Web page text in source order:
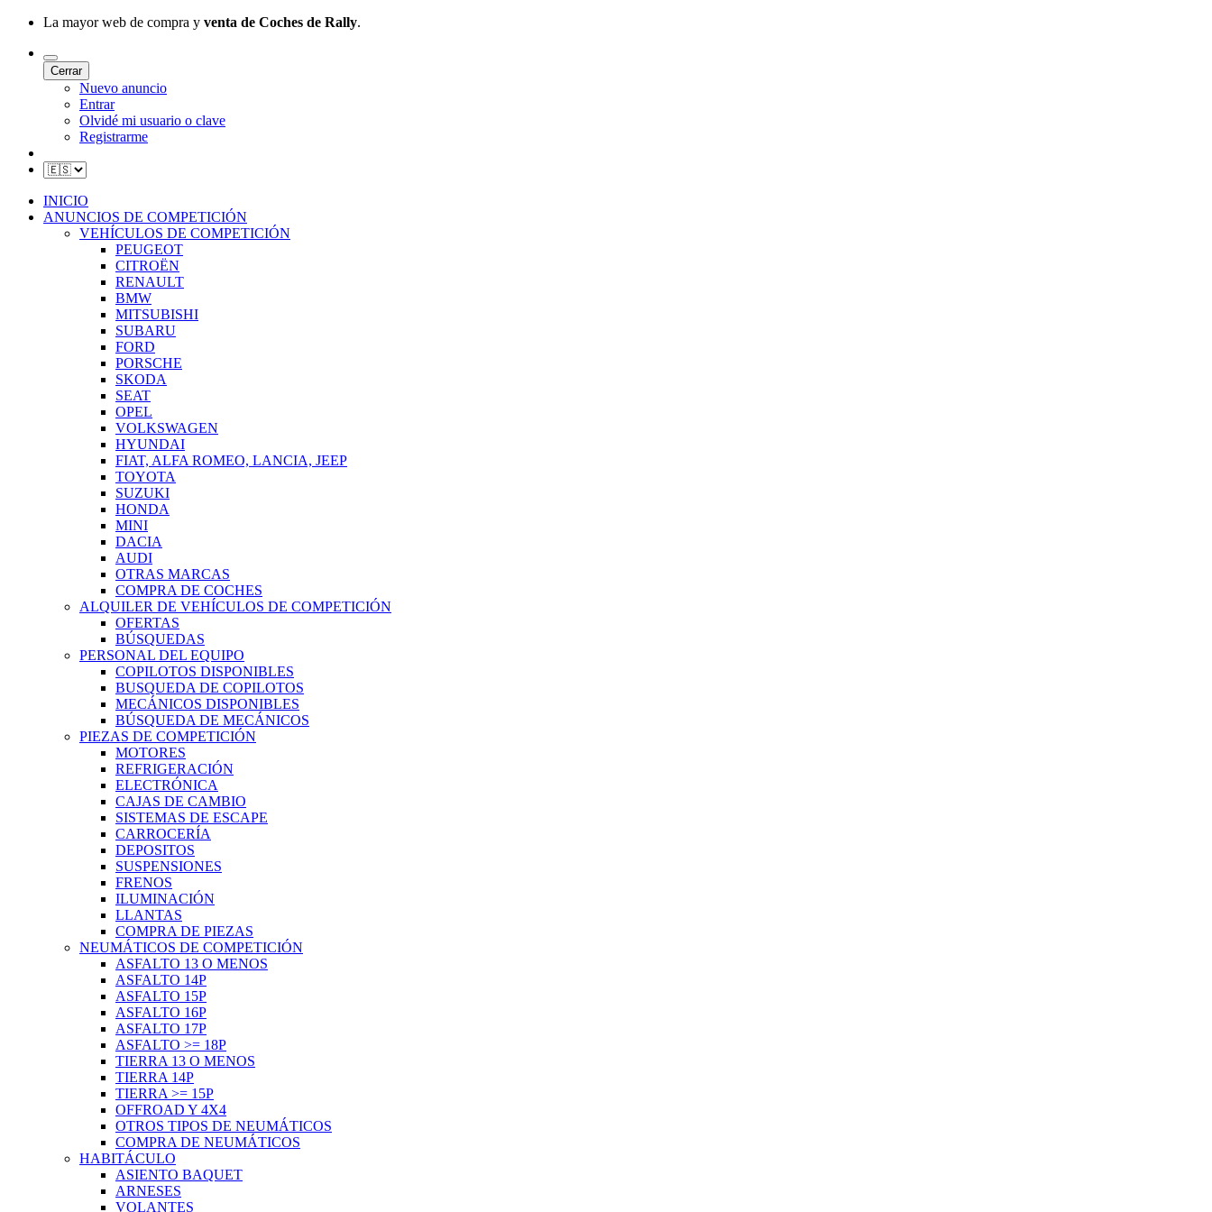
La mayor web de compra y venta de Coches de Rally.
Cerrar
Nuevo anuncio
Entrar
Olvidé mi usuario o clave
Registrarme
INICIO
ANUNCIOS DE COMPETICIÓN
VEHÍCULOS DE COMPETICIÓN
PEUGEOT
CITROËN
RENAULT
BMW
MITSUBISHI
SUBARU
FORD
PORSCHE
SKODA
SEAT
OPEL
VOLKSWAGEN
HYUNDAI
FIAT, ALFA ROMEO, LANCIA, JEEP
TOYOTA
SUZUKI
HONDA
MINI
DACIA
AUDI
OTRAS MARCAS
COMPRA DE COCHES
ALQUILER DE VEHÍCULOS DE COMPETICIÓN
OFERTAS
BÚSQUEDAS
PERSONAL DEL EQUIPO
COPILOTOS DISPONIBLES
BUSQUEDA DE COPILOTOS
MECÁNICOS DISPONIBLES
BÚSQUEDA DE MECÁNICOS
PIEZAS DE COMPETICIÓN
MOTORES
REFRIGERACIÓN
ELECTRÓNICA
CAJAS DE CAMBIO
SISTEMAS DE ESCAPE
CARROCERÍA
DEPOSITOS
SUSPENSIONES
FRENOS
ILUMINACIÓN
LLANTAS
COMPRA DE PIEZAS
NEUMÁTICOS DE COMPETICIÓN
ASFALTO 13 O MENOS
ASFALTO 14P
ASFALTO 15P
ASFALTO 16P
ASFALTO 17P
ASFALTO >= 18P
TIERRA 13 O MENOS
TIERRA 14P
TIERRA >= 15P
OFFROAD Y 4X4
OTROS TIPOS DE NEUMÁTICOS
COMPRA DE NEUMÁTICOS
HABITÁCULO
ASIENTO BAQUET
ARNESES
VOLANTES